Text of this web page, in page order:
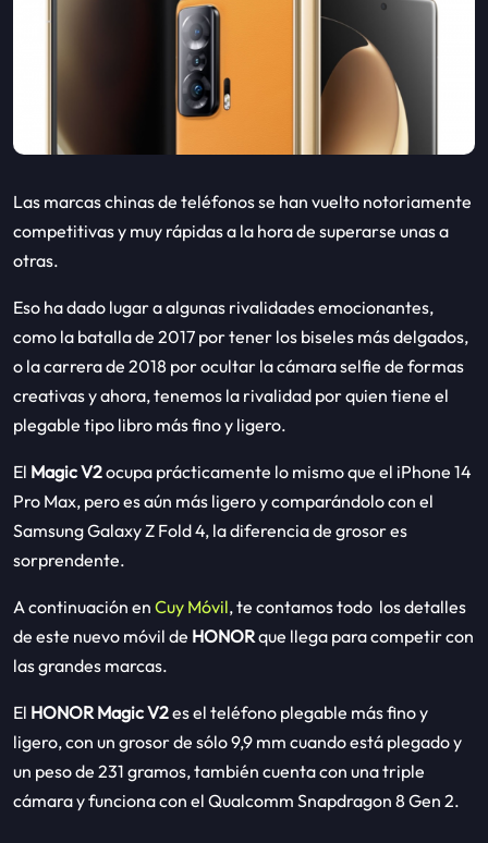
Las marcas chinas de teléfonos se han vuelto notoriamente
competitivas y muy rápidas a la hora de superarse unas a
otras.
Eso ha dado lugar a algunas rivalidades emocionantes,
como la batalla de 2017 por tener los biseles más delgados,
o la carrera de 2018 por ocultar la cámara selfie de formas
creativas y ahora, tenemos la rivalidad por quien tiene el
plegable tipo libro más fino y ligero.
El Magic V2ocupa prácticamente lo mismo que el iPhone 14
Pro Max, pero es aún más ligero y comparándolo con el
Samsung Galaxy Z Fold 4, la diferencia de grosor es
sorprendente.
A continuación en Cuy Móvil, te contamos todo los detalles
de este nuevo móvil de HONORque llega para competir con
las grandes marcas.
El HONOR Magic V2es el teléfono plegable más fino y
ligero, con un grosor de sólo 9,9 mm cuando está plegado y
un peso de 231 gramos, también cuenta con una triple
cámara y funciona con el Qualcomm Snapdragon 8 Gen 2.